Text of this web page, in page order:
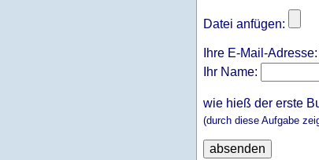
Datei anfügen:
Ihre E-Mail-Adresse:
Ihr Name:
wie hieß der erste
(durch diese Aufgabe